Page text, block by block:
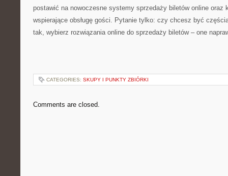
postawić na nowoczesne systemy sprzedaży biletów online oraz
wspierające obsługę gości. Pytanie tylko: czy chcesz być
tak, wybierz rozwiązania online do sprzedaży biletów – one
CATEGORIES: SKUPY I PUNKTY ZBIÓRKI
Comments are closed.